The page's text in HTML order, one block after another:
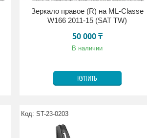
Зеркало правое (R) на ML-Classe
W166 2011-15 (SAT TW)
50 000 ₸
В наличии
КУПИТЬ
ST-23-0203